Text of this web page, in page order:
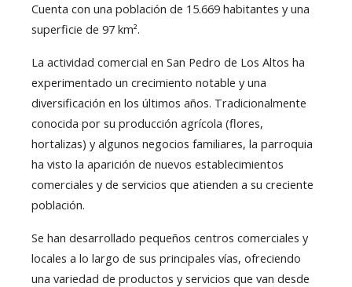
Cuenta con una población de 15.669 habitantes y una
superficie de 97 km².
La actividad comercial en San Pedro de Los Altos ha
experimentado un crecimiento notable y una
diversificación en los últimos años. Tradicionalmente
conocida por su producción agrícola (flores,
hortalizas) y algunos negocios familiares, la parroquia
ha visto la aparición de nuevos establecimientos
comerciales y de servicios que atienden a su creciente
población.
Se han desarrollado pequeños centros comerciales y
locales a lo largo de sus principales vías, ofreciendo
una variedad de productos y servicios que van desde